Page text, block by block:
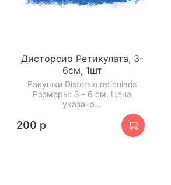
Дисторсио Ретикулата, 3-
6см, 1шт
Ракушки Distorsio reticularis
Размеры: 3 - 6 см. Цена
указана...
200 р